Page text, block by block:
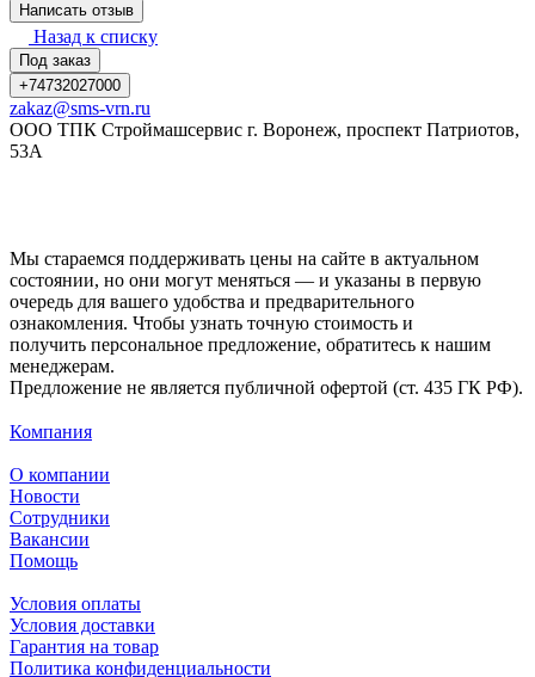
Написать отзыв
Назад к списку
Под заказ
+74732027000
zakaz@sms-vrn.ru
ООО ТПК Строймашсервис г. Воронеж, проспект Патриотов,
53А
Мы стараемся поддерживать цены на сайте в актуальном
состоянии, но они могут меняться — и указаны в первую
очередь для вашего удобства и предварительного
ознакомления. Чтобы узнать точную стоимость и
получить персональное предложение, обратитесь к нашим
менеджерам.
Предложение не является публичной офертой (ст. 435 ГК РФ).
Компания
О компании
Новости
Сотрудники
Вакансии
Помощь
Условия оплаты
Условия доставки
Гарантия на товар
Политика конфиденциальности